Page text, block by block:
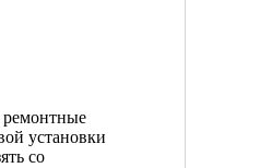
ремонтные
установки
со